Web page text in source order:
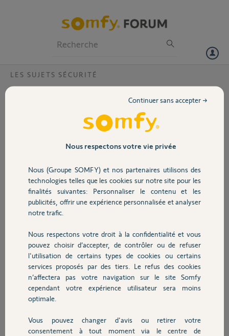
Volet
Sécurité
Domotique
Chauffage
Autres produits
Devis avec un pro
LES SUJETS SÉCURITÉ
Je n'arrive pas à éteindre le voyant orange
du clavier d'alarme 600 e toujours le clavier
indique probleme liaison
coupant le voyant clignote toujours et le cadran m'indique problème
jacky H.
il y a plus de 12 ans
Participer au fil de discussion
Réponses
quel élément est en défaut liaison?
pinse57 P.
Nous respectons votre vie privée
Nous (Groupe SOMFY) et nos partenaires utilisons des
technologies telles que les cookies sur notre site pour les
finalités suivantes: Personnaliser le contenu et les
publicités, offrir une expérience personnalisée et analyser
notre trafic.
Nous respectons votre droit à la confidentialité et vous
pouvez choisir d’accepter, de contrôler ou de refuser
l'utilisation de certains types de cookies ou certains
services proposés par des tiers. Le refus des cookies
n’affectera pas votre navigation sur le site Somfy
cependant votre expérience utilisateur sera moins
optimale.
Vous pouvez changer d'avis ou retirer votre
consentement à tout moment via le centre de
Continuer sans accepter →